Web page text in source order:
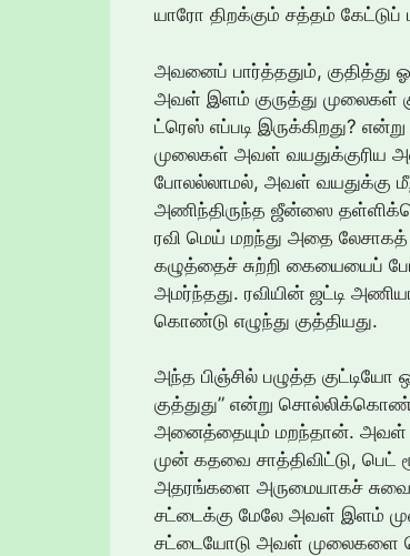
யாரோ திறக்கும் சத்தம்
அவனைப் பார்த்ததும், குதித்து
அவள் இளம் குருத்து முலைகள்
ட்ரெஸ் எப்படி இருக்கிறது?
முலைகள் அவள் வயதுக்குரிய
போலல்லாமல், அவள் வயதுக்கு
அணிந்திருந்த ஜீன்ஸை
ரவி மெய் மறந்து அதை
கழுத்தைச் சுற்றி கையையைப்
அமர்ந்தது. ரவியின் ஜட்டி
கொண்டு எழுந்து குத்தியது.
அந்த பிஞ்சில் பழுத்த
குத்துது” என்று
அனைத்தையும் மறந்தான்.
முன் கதவை சாத்திவிட்டு,
அதரங்களை அருமையாகச்
சட்டைக்கு மேலே அவள் இளம்
சட்டையோடு அவள் முலைகளை